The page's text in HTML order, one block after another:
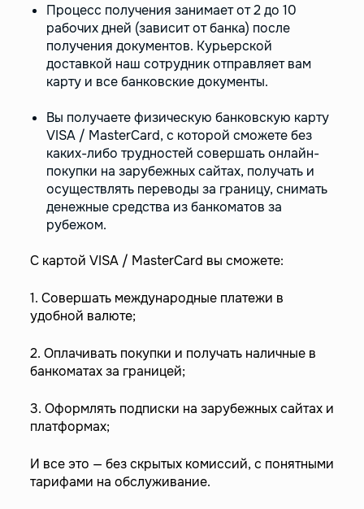
Процесс получения занимает от 2 до 10
рабочих дней (зависит от банка) после
получения документов. Курьерской
доставкой наш сотрудник отправляет вам
карту и все банковские документы.
Вы получаете физическую банковскую карту
VISA / MasterCard, с которой сможете без
каких-либо трудностей совершать онлайн-
покупки на зарубежных сайтах, получать и
осуществлять переводы за границу, снимать
денежные средства из банкоматов за
рубежом.
С картой VISA / MasterCard вы сможете:
1. Совершать международные платежи в
удобной валюте;
2. Оплачивать покупки и получать наличные в
банкоматах за границей;
3. Оформлять подписки на зарубежных сайтах и
платформах;
И все это — без скрытых комиссий, с понятными
тарифами на обслуживание.